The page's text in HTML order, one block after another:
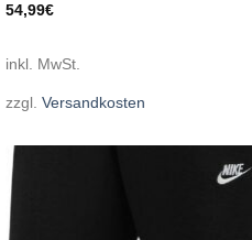
54,99€
inkl. MwSt.
zzgl.Versandkosten